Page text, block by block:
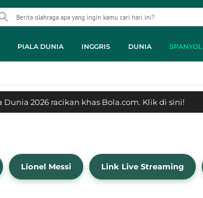
PIALA DUNIA INGGRIS DUNIA SPANYOL
2026 racikan khas Bola.com. Klik di sini!
Lionel Messi Link Live Streaming